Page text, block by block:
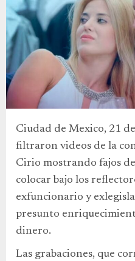
Ciudad de Mexico, 21
filtraron videos de la
Cirio mostrando fajos
colocar bajo los
exfuncionario y
presunto
dinero.
Las grabaciones, que